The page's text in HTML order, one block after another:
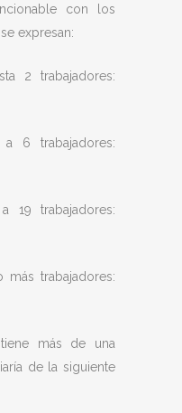
con los
expresan:
2 trabajadores:
6 trabajadores:
19 trabajadores:
trabajadores:
más de una
de la siguiente